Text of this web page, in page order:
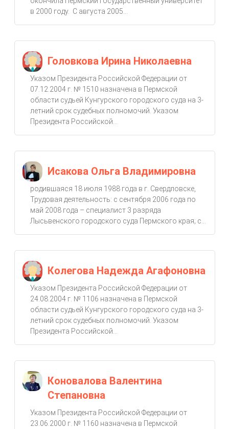
в 2000 году. С августа 2005...
Головкова Ирина Николаевна
Указом Президента Российской Федерации от
07.12.2004 г. № 1510 назначена в Пермской
области судьей Кунгурского городского суда на 3-
летний срок судебных полномочий. Указом
Президента Российской...
Исакова Ольга Владимировна
родившаяся 18 июля 1988 года в г. Свердловске,
Трудовая деятельность: с сентября 2006 года по
май 2008 года – специалист 3 разряда
Лысьвенского городского суда Пермского края; с...
Колегова Надежда Агафоновна
Указом Президента Российской Федерации от
24.08.2004 г. № 1106 назначена в Пермской
области судьей Кунгурского городского суда на 3-
летний срок судебных полномочий. Указом
Президента Российской...
Коновалова Валентина
Степановна
Указом Президента Российской Федерации от
23.06.2000 г. № 1160 назначена в Пермской